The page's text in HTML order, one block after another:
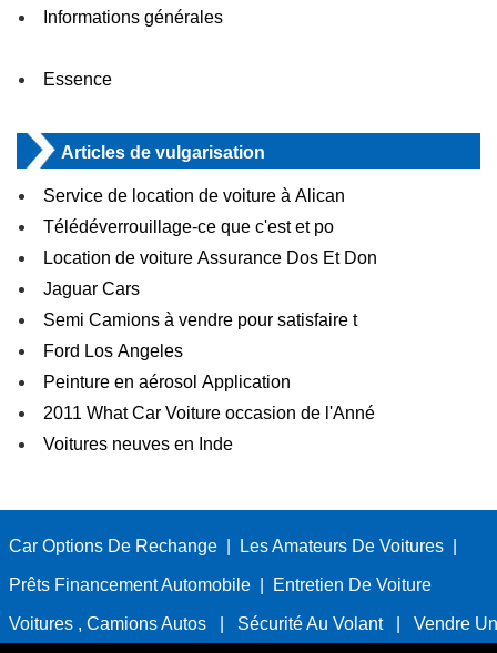
Informations générales
Essence
Articles de vulgarisation
Service de location de voiture à Alican
Télédéverrouillage-ce que c'est et po
Location de voiture Assurance Dos Et Don
Jaguar Cars
Semi Camions à vendre pour satisfaire t
Ford Los Angeles
Peinture en aérosol Application
2011 What Car Voiture occasion de l'Anné
Voitures neuves en Inde
Car Options De Rechange Les Amateurs De Voitures
Prêts Financement Automobile Entretien De Voiture
Voitures , Camions Autos Sécurité Au Volant Vendre